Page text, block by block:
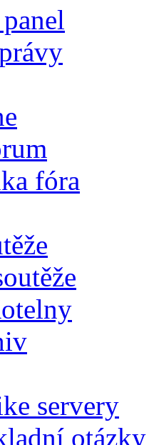
fóra
servery